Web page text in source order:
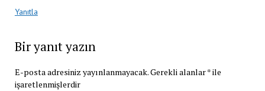
Yanıtla
Bir yanıt yazın
E-posta adresiniz yayınlanmayacak.Gerekli alanlar*ile
işaretlenmişlerdir